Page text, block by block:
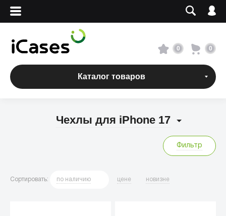
Вход
Сервисный центр
О магазине
Адреса магазинов
0 0
Каталог товаров
Чехлы для iPhone 17
Фильтр
Сортировать: по наличию цене новизне